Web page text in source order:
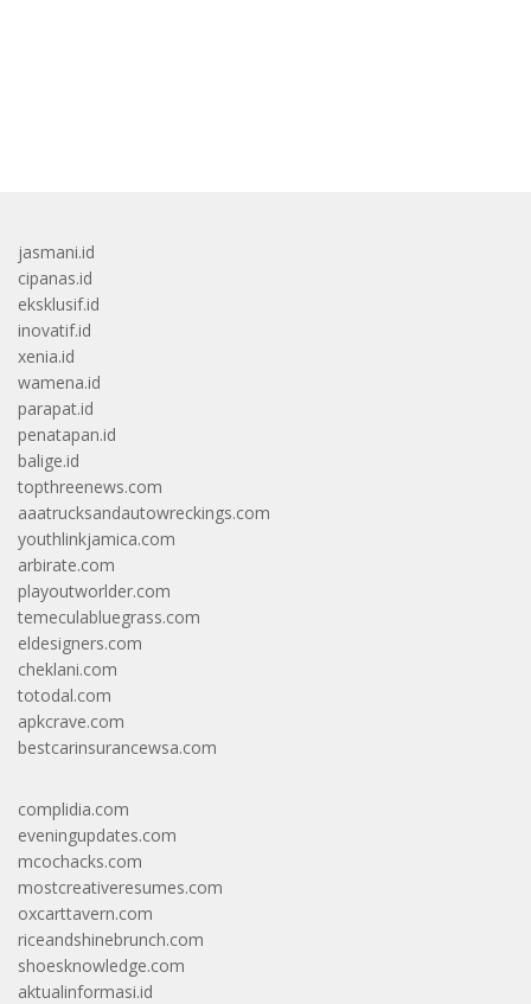
jasmani.id
cipanas.id
eksklusif.id
inovatif.id
xenia.id
wamena.id
parapat.id
penatapan.id
balige.id
topthreenews.com
aaatrucksandautowreckings.com
youthlinkjamica.com
arbirate.com
playoutworlder.com
temeculabluegrass.com
eldesigners.com
cheklani.com
totodal.com
apkcrave.com
bestcarinsurancewsa.com
complidia.com
eveningupdates.com
mcochacks.com
mostcreativeresumes.com
oxcarttavern.com
riceandshinebrunch.com
shoesknowledge.com
aktualinformasi.id